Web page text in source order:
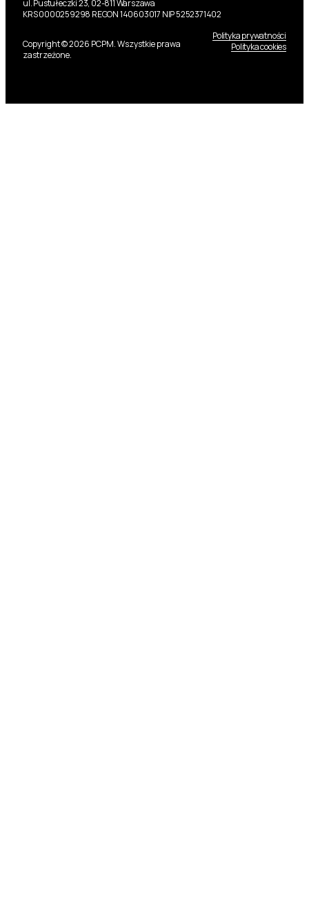
ul. Pustułeczki 23, 02-811 Warszawa
KRS 0000259298 REGON 140603017 NIP 5252371402
Copyright © 2026 PCPM. Wszystkie prawa
zastrzeżone.
Polityka prywatności
Polityka cookies